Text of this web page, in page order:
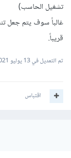
تشغيل الحاسب)
غالباً سوف يتم جعل
قريباً.
تم التعديل في13 يوليو 2021
اقتباس